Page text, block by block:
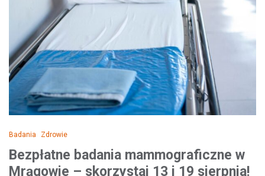
Badania Zdrowie
Bezpłatne badania mammograficzne w
Mrągowie – skorzystaj 13 i 19 sierpnia!